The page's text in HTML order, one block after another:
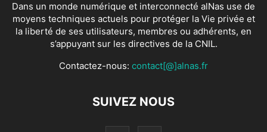
Dans un monde numérique et interconnecté alNas use de
moyens techniques actuels pour protéger la Vie privée et
la liberté de ses utilisateurs, membres ou adhérents, en
s’appuyant sur les directives de la CNIL.
Contactez-nous: contact[@]alnas.fr
SUIVEZ NOUS